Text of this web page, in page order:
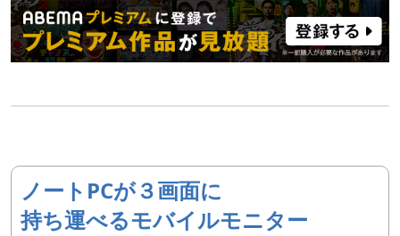
ノートPCが３画面に
持ち運べるモバイルモニター